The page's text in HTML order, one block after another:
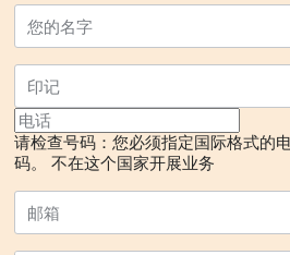
请检查号码：您必须指定国际格式的
码。
不在这个国家开展业务